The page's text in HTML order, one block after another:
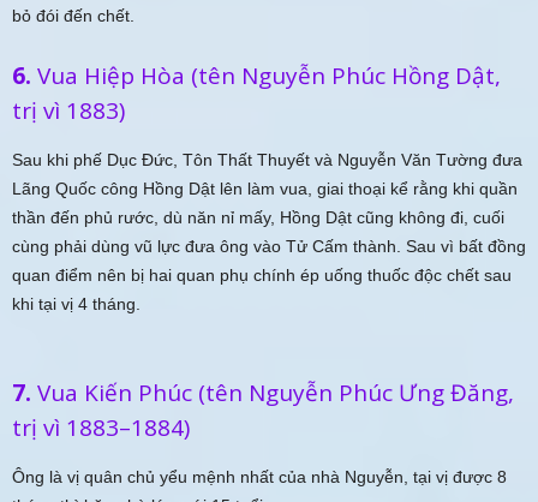
bỏ đói đến chết.
6. Vua Hiệp Hòa (tên Nguyễn Phúc Hồng Dật,
trị vì 1883)
Sau khi phế Dục Đức, Tôn Thất Thuyết và Nguyễn Văn Tường đưa
Lãng Quốc công Hồng Dật lên làm vua, giai thoại kể rằng khi quần
thần đến phủ rước, dù năn nỉ mấy, Hồng Dật cũng không đi, cuối
cùng phải dùng vũ lực đưa ông vào Tử Cấm thành. Sau vì bất đồng
quan điểm nên bị hai quan phụ chính ép uống thuốc độc chết sau
khi tại vị 4 tháng.
7. Vua Kiến Phúc (tên Nguyễn Phúc Ưng Đăng,
trị vì 1883–1884)
Ông là vị quân chủ yểu mệnh nhất của nhà Nguyễn, tại vị được 8